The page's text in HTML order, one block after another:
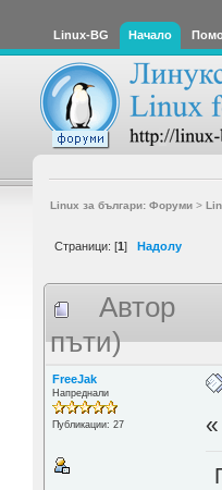
Linux-BG Начало
Linux за българи: Форуми>
Страници: [1] Надолу
Автор
пъти)
FreeJak
Напреднали
Публикации: 27